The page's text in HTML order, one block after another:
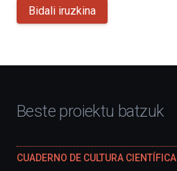
Bidali iruzkina
Beste proiektu batzuk
CUADERNO DE CULTURA CIENTÍFICA